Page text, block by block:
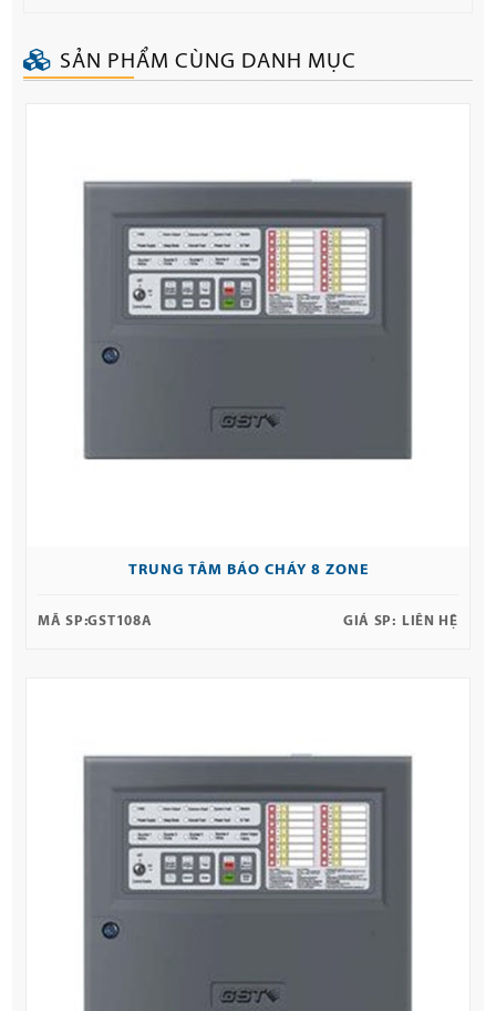
SẢN PHẨM CÙNG DANH MỤC
TRUNG TÂM BÁO CHÁY 8 ZONE
MÃ SP:GST108A GIÁ SP: LIÊN HỆ